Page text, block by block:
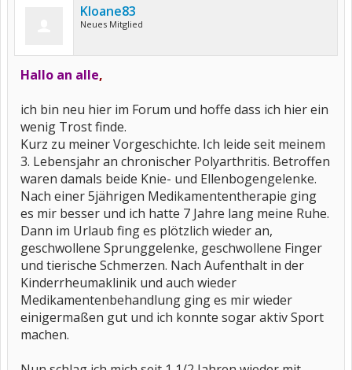
Kloane83
Neues Mitglied
Hallo an alle,
ich bin neu hier im Forum und hoffe dass ich hier ein
wenig Trost finde.
Kurz zu meiner Vorgeschichte. Ich leide seit meinem
3. Lebensjahr an chronischer Polyarthritis. Betroffen
waren damals beide Knie- und Ellenbogengelenke.
Nach einer 5jährigen Medikamententherapie ging
es mir besser und ich hatte 7 Jahre lang meine Ruhe.
Dann im Urlaub fing es plötzlich wieder an,
geschwollene Sprunggelenke, geschwollene Finger
und tierische Schmerzen. Nach Aufenthalt in der
Kinderrheumaklinik und auch wieder
Medikamentenbehandlung ging es mir wieder
einigermaßen gut und ich konnte sogar aktiv Sport
machen.